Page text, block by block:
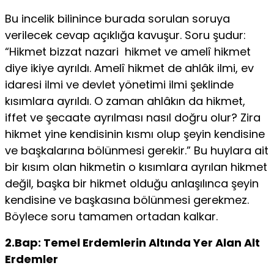
Bu incelik bilinince burada sorulan soruya
verilecek cevap açıklığa kavuşur. Soru şudur:
“Hikmet bizzat nazari hikmet ve amelî hikmet
diye ikiye ayrıldı. Amelî hikmet de ahlâk ilmi, ev
idaresi ilmi ve devlet yönetimi ilmi şeklinde
kısımlara ayrıldı. O zaman ahlâkın da hikmet,
iffet ve şecaate ayrılması nasıl doğru olur? Zira
hikmet yine kendisinin kısmı olup şeyin kendisine
ve başkalarına bölünmesi gere­kir.” Bu huylara ait
bir kısım olan hikmetin o kısımlara ay­rılan hikmet
değil, başka bir hikmet olduğu anlaşılınca şe­yin
kendisine ve başkasına bölünmesi gerekmez.
Böylece soru tamamen ortadan kalkar.
2.Bap: Temel Erdemlerin Altında Yer Alan Alt
Er­demler